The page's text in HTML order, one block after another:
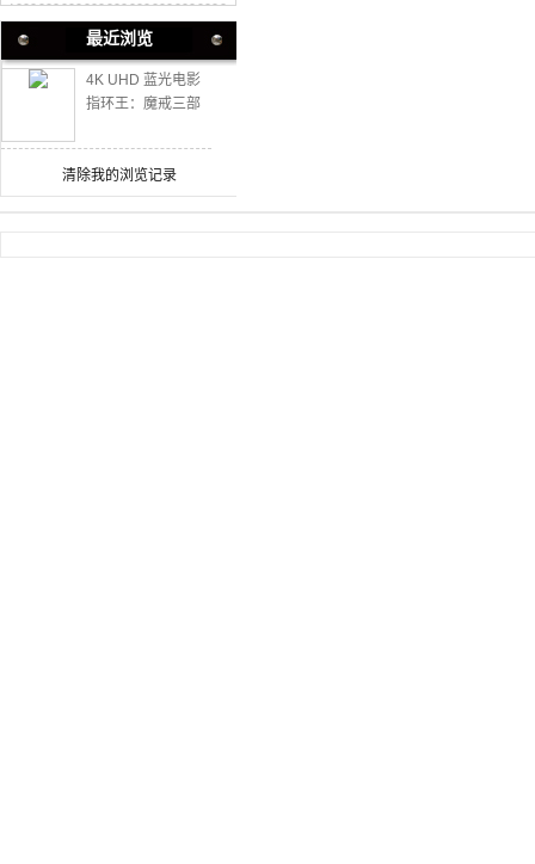
最近浏览
4K UHD 蓝光电影
指环王：魔戒三部
极版
清除我的浏览记录